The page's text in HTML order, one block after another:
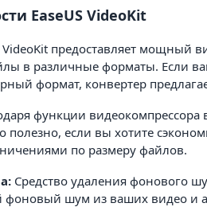
EaseUS VideoKit
VideoKit предоставляет мощный
в различные форматы. Если
формат, конвертер
функции
полезно, если вы хотите
по размеру файлов.
Средство удаления фонового
фоновый шум из ваших видео и